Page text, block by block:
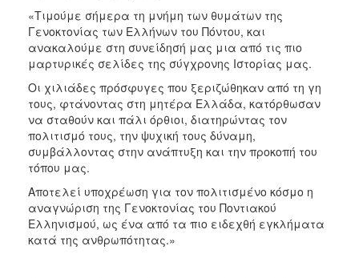
«Τιμούμε σήμερα τη μνήμη των θυμάτων της
Γενοκτονίας των Ελλήνων του Πόντου, και
ανακαλούμε στη συνείδησή μας μια από τις πιο
μαρτυρικές σελίδες της σύγχρονης Ιστορίας μας.
Οι χιλιάδες πρόσφυγες που ξεριζώθηκαν από τη γη
τους, φτάνοντας στη μητέρα Ελλάδα, κατόρθωσαν
να σταθούν και πάλι όρθιοι, διατηρώντας τον
πολιτισμό τους, την ψυχική τους δύναμη,
συμβάλλοντας στην ανάπτυξη και την προκοπή του
τόπου μας.
Αποτελεί υποχρέωση για τον πολιτισμένο κόσμο η
αναγνώριση της Γενοκτονίας του Ποντιακού
Ελληνισμού, ως ένα από τα πιο ειδεχθή εγκλήματα
κατά της ανθρωπότητας.»